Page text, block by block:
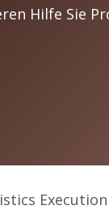
Hilfe Sie